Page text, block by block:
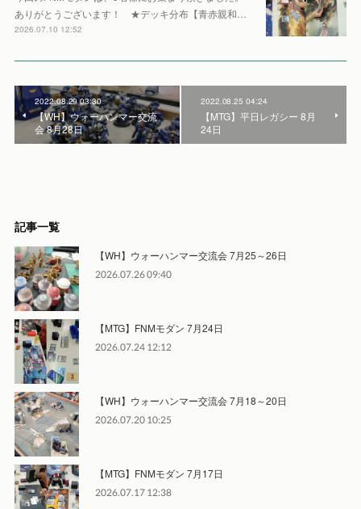
ありがとうございます！ ★デッキ分布【青赤親和…
2026.07.10 12:52
2022.08.29 03:30
【WH】ウォーハンマー交流
会 8月28日
2022.08.25 04:24
【MTG】平日レガシー 8月
24日
記事一覧
【WH】ウォーハンマー交流会 7月25～26日
2026.07.26 09:40
【MTG】FNMモダン 7月24日
2026.07.24 12:12
【WH】ウォーハンマー交流会 7月18～20日
2026.07.20 10:25
【MTG】FNMモダン 7月17日
2026.07.17 12:38